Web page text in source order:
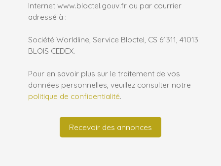
Internet www.bloctel.gouv.fr ou par courrier
adressé à :
Société Worldline, Service Bloctel, CS 61311, 41013
BLOIS CEDEX.
Pour en savoir plus sur le traitement de vos
données personnelles, veuillez consulter notre
politique de confidentialité.
Recevoir des annonces